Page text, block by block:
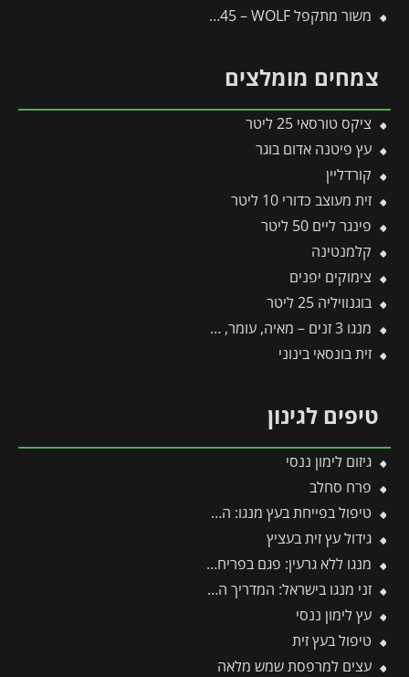
משור מתקפל SAW145 – WOLF
צמחים מומלצים
ציקס טורסאי 25 ליטר
עץ פיטנה אדום בוגר
קורדליין
זית מעוצב כדורי 10 ליטר
פינגר ליים 50 ליטר
קלמנטינה
צימוקים יפנים
בוגנוויליה 25 ליטר
מנגו 3 זנים – מאיה, עומר, קיט – 60 ליטר
זית בונסאי בינוני
טיפים לגינון
גיזום לימון ננסי
פרח סחלב
טיפול בפייחת בעץ מנגו: המדריך המלא לחיסול השכבה השחורה
גידול עץ זית בעציץ
מנגו ללא גרעין: פגם בפריחה או יתרון אקזוטי?
זני מנגו בישראל: המדריך המלא לזנים נדירים, מקומיים ובינלאומיים
עץ לימון ננסי
טיפול בעץ זית
עצים למרפסת שמש מלאה